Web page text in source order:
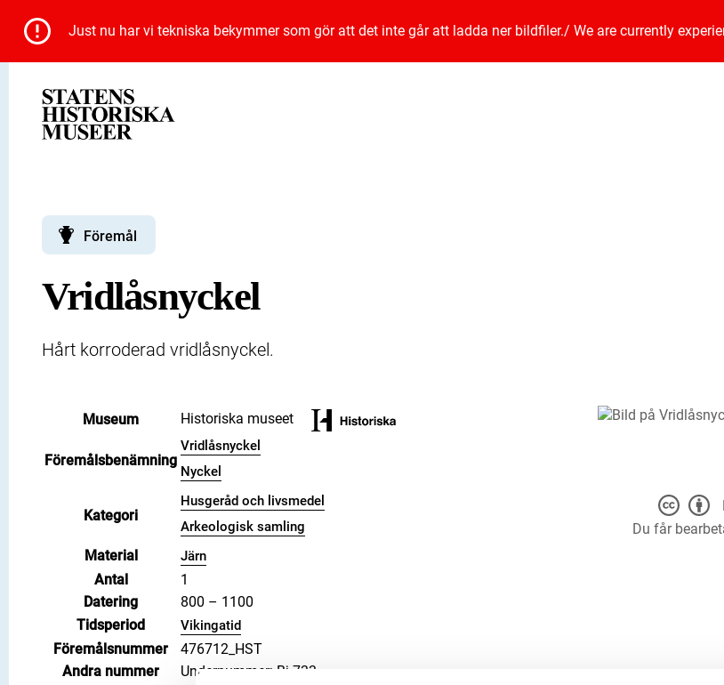
Just nu har vi tekniska bekymmer som gör att det inte går att ladda ner bildfiler./ We are currently
Föremål
Vridlåsnyckel
Hårt korroderad vridlåsnyckel.
Museum Historiska museet
Föremålsbenämning
Vridlåsnyckel
Nyckel
Kategori
Husgeråd och livsmedel
Arkeologisk samling
Material Järn
Antal
1
Datering
800 – 1100
Tidsperiod
Vikingatid
Föremålsnummer
476712_HST
Andra nummer
Undernummer: Bj 733
Du får